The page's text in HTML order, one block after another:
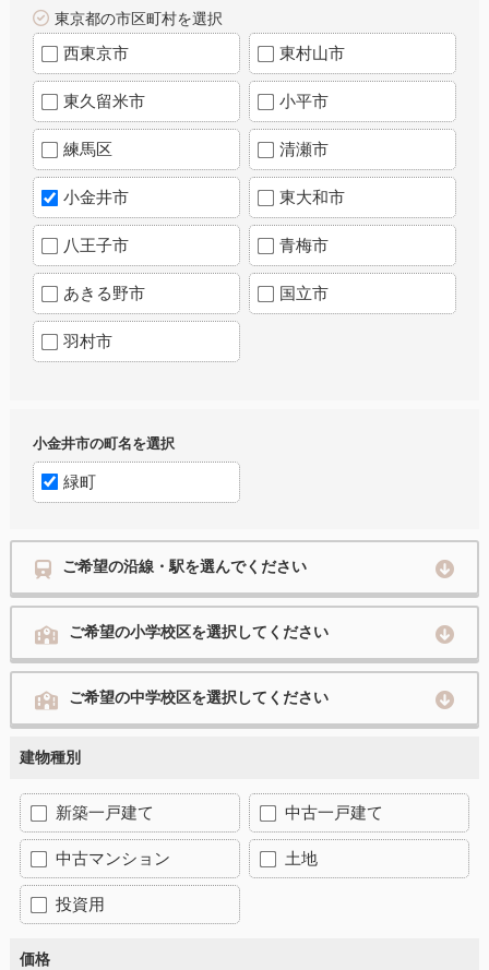
東京都の市区町村を選択
西東京市 東村山市
東久留米市 小平市
練馬区 清瀬市
小金井市 東大和市
八王子市 青梅市
あきる野市 国立市
羽村市
小金井市の町名を選択
緑町
ご希望の沿線・駅を選んでください
ご希望の小学校区を選択してください
ご希望の中学校区を選択してください
建物種別
新築一戸建て 中古一戸建て
中古マンション 土地
投資用
価格